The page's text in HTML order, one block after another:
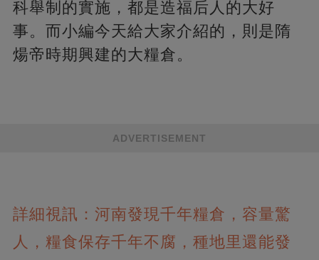
科舉制的實施，都是造福后人的大好
事。而小編今天給大家介紹的，則是隋
煬帝時期興建的大糧倉。
ADVERTISEMENT
詳細視訊：河南發現千年糧倉，容量驚
人，糧食保存千年不腐，種地里還能發